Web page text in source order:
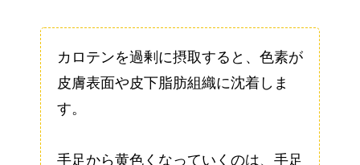
カロテンを過剰に摂取すると、色素が
皮膚表面や皮下脂肪組織に沈着しま
す。
手足から黄色くなっていくのは、手足